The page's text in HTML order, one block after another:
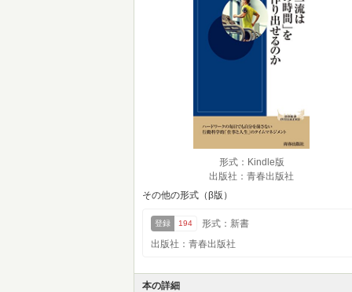
形式：Kindle版
出版社：青春出版社
その他の形式（β版）
登録 194
形式：新書
出版社：青春出版社
本の詳細